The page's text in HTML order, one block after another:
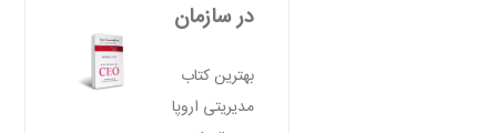
در سازمان
بهترین کتاب
مدیریتی اروپا